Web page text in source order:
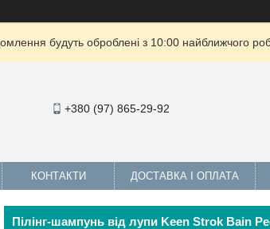
будуть оброблені з 10:00 найближчого
+380 (97) 865-29-92
КОНТАКТИ ДОСТАВКА І ОПЛАТА
Пілінг-шампунь від лупи Keen Strok Bain